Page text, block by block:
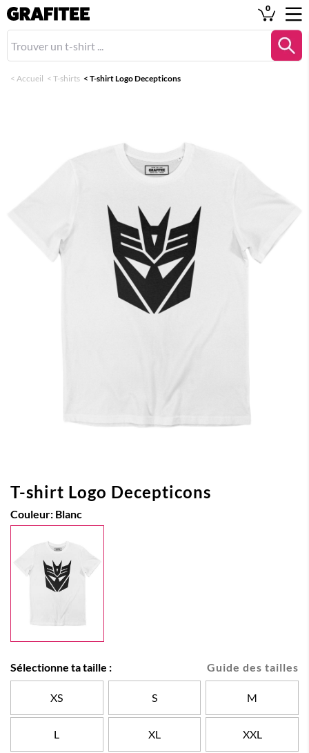
0
< Accueil < T-shirts < T-shirt Logo Decepticons
T-shirt Logo Decepticons
Couleur: Blanc
Guide des tailles
Sélectionne ta taille :
XS S M
L XL XXL